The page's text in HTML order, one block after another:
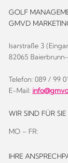
GOLF
GMVD
Isarstraße 3
82065
Telefon: 089 / 99
E-Mail:
WIR SIND FÜR SIE
MO – FR:
IHRE